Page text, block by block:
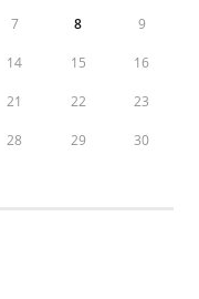
7 8 9
14 15 16
21 22 23
28 29 30